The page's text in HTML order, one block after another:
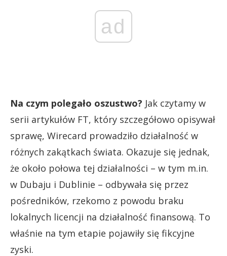
ad
Na czym polegało oszustwo? Jak czytamy w
serii artykułów FT, który szczegółowo opisywał
sprawę, Wirecard prowadziło działalność w
różnych zakątkach świata. Okazuje się jednak,
że około połowa tej działalności – w tym m.in.
w Dubaju i Dublinie – odbywała się przez
pośredników, rzekomo z powodu braku
lokalnych licencji na działalność finansową. To
właśnie na tym etapie pojawiły się fikcyjne
zyski.